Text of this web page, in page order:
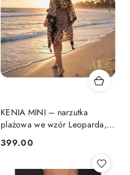
KENIA MINI – narzutka
plażowa we wzór Leoparda,
złoty lew | KIMONO BY ME
Cena:
399.00